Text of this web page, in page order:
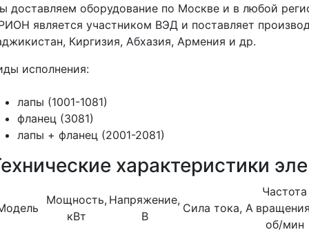
доставляем оборудование по Москве и в любой
является участником ВЭД и поставляет
Киргизия, Абхазия, Армения и др.
исполнения:
лапы (1001-1081)
фланец (3081)
лапы + фланец (2001-2081)
характеристики
Мощность,
кВт
Напряжение,
В
Сила тока, А
Частота
об/мин